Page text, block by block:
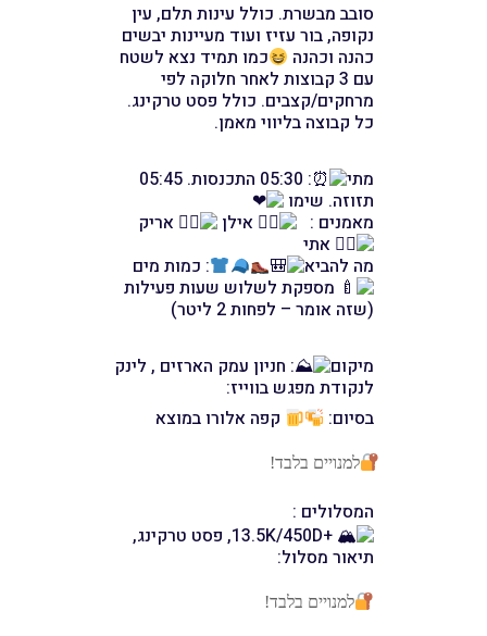
סובב מבשרת. כולל עינות תלם, עין
נקופה, בור עזיז ועוד מעיינות יבשים
כהנה וכהנה
כמו תמיד נצא לשטח
עם 3 קבוצות לאחר חלוקה לפי
מרחקים/קצבים. כולל פסט טרקינג.
כל קבוצה בליווי מאמן.
מתי
: 05:30 התכנסות. 05:45
תזוזה. שימו
מאמנים :
אילן
אריק
אתי
מה להביא
: כמות מים
מספקת לשלוש שעות פעילות
(שזה אומר – לפחות 2 ליטר)
מיקום
: חניון עמק הארזים , לינק
לנקודת מפגש בווייז:
בסיום:
קפה אלורו במוצא
למנויים בלבד!
המסלולים :
+13.5K/450D, פסט טרקינג,
תיאור מסלול:
למנויים בלבד!